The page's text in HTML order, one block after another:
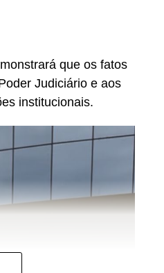
que os fatos
Judiciário e aos
institucionais.